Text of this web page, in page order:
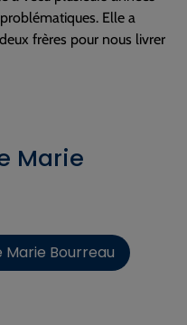
Elle a
frères pour nous livrer
Marie
Bourreau